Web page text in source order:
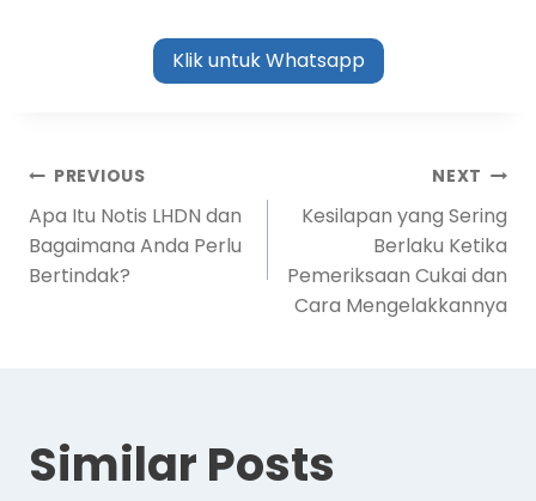
Klik untuk Whatsapp
PREVIOUS
Apa Itu Notis LHDN dan
Bagaimana Anda Perlu
Bertindak?
NEXT
Kesilapan yang Sering
Berlaku Ketika
Pemeriksaan Cukai dan
Cara Mengelakkannya
Similar Posts